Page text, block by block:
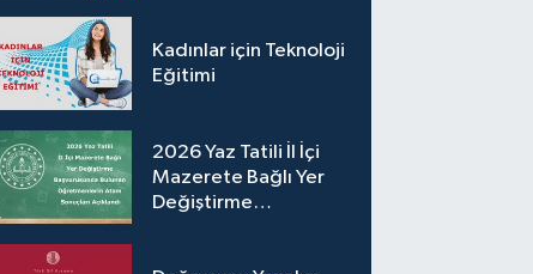
Kadınlar için Teknoloji
Eğitimi
2026 Yaz Tatili İl İçi
Mazerete Bağlı Yer
Değiştirme